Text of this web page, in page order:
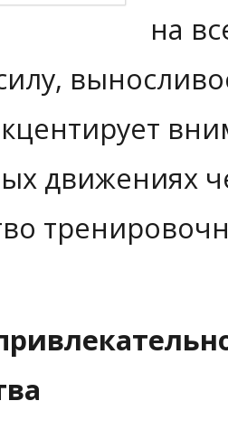
на
движениях